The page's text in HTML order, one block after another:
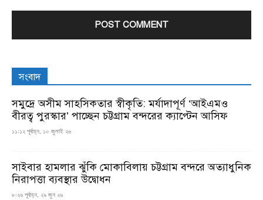
সংবাদ
সমুদ্রে অসীম সাহসিকতার স্বীকৃতি: মর্যাদাপূর্ণ ‘আইএমও
বীরত্ব পুরস্কার’ পাচ্ছেন চট্টগ্রাম বন্দরের ক্যাপ্টেন আসিফ
১১:১২ পূর্বাহ্ন, ১০ জুলাই ২৬
সাইবার হামলার ঝুঁকি মোকাবিলায় চট্টগ্রাম বন্দরে অত্যাধুনিক
নিরাপত্তা ব্যবস্থার উদ্বোধন
৮:২৬ পূর্বাহ্ন, ২৯ জুন ২৬